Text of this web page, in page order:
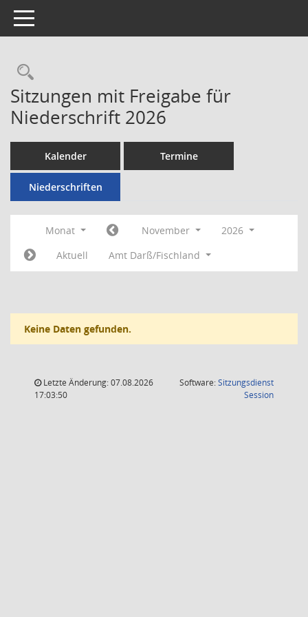
Toggle navigation
Rechercheauswahl
Sitzungen mit Freigabe für
Niederschrift 2026
Kalender Termine
Niederschriften
Monat November
2026
Aktuell
Amt Darß/Fischland
Keine Daten gefunden.
Letzte Änderung: 07.08.2026
17:03:50
Software:Sitzungsdienst
Session(Wird in